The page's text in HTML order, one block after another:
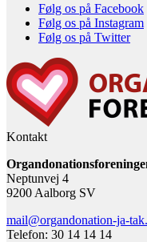
Følg os på Facebook
Følg os på Instagram
Følg os på Twitter
Kontakt
Neptunvej 4
9200 Aalborg SV
mail@organdonation-ja-
Telefon: 30 14 14 14